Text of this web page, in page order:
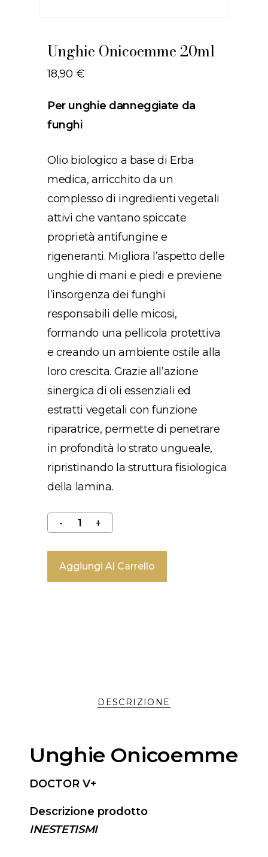
Unghie Onicoemme 20ml
18,90 €
Per unghie danneggiate da
funghi
Olio biologico a base di Erba
medica, arricchito da un
complesso di ingredienti vegetali
attivi che vantano spiccate
proprietà antifungine e
rigeneranti. Migliora l’aspetto delle
unghie di mani e piedi e previene
l’insorgenza dei funghi
responsabili delle micosi,
formando una pellicola protettiva
e creando un ambiente ostile alla
loro crescita. Grazie all’azione
sinergica di oli essenziali ed
estratti vegetali con funzione
riparatrice, permette di penetrare
in profondità lo strato ungueale,
ripristinando la struttura fisiologica
della lamina.
Aggiungi Al Carrello
DESCRIZIONE
Unghie Onicoemme
DOCTOR V+
Descrizione prodotto
INESTETISMI